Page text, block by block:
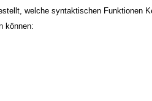
welche syntaktischen Funktionen
können: